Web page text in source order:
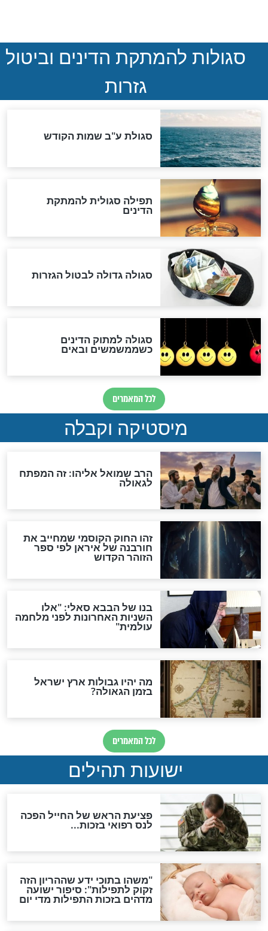
"מודה לקב"ה על כל השנים"
לכל המאמרים
אחרית הימים
האם אפשר לחשב את הקץ?
מה יהיה בימות המשיח?
"לפני הגאולה תהיה אפיקורסות
והכחשה גדולה מאוד של
האמונה"
האם לאחר בוא המשיח יהיה
אפשר לחזור בתשובה?
לכל המאמרים
להמתקת הדינים וביטול
גזרות
סגולת ע"ב שמות הקודש
תפילה סגולית להמתקת
הדינים